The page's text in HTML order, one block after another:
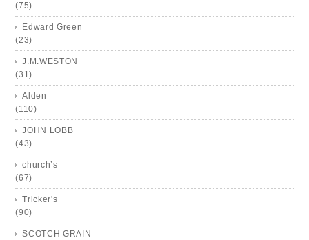
(75)
Edward Green
(23)
J.M.WESTON
(31)
Alden
(110)
JOHN LOBB
(43)
church’s
(67)
Tricker's
(90)
SCOTCH GRAIN